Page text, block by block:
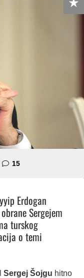
15komentara
Erdogan
Sergejem
turskog
o temi
Sergej Šojgu hitno